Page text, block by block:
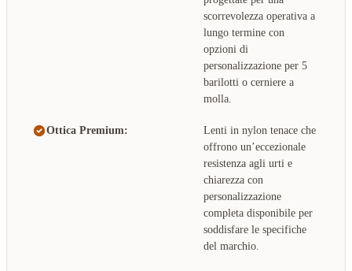
scorrevolezza operativa a
lungo termine con
opzioni di
personalizzazione per 5
barilotti o cerniere a
molla.
Ottica Premium:
Lenti in nylon tenace che
offrono un’eccezionale
resistenza agli urti e
chiarezza con
personalizzazione
completa disponibile per
soddisfare le specifiche
del marchio.